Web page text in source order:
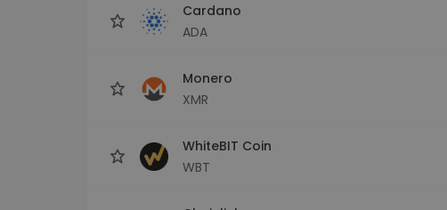
Cardano
ADA
Monero
XMR
WhiteBIT Coin
WBT